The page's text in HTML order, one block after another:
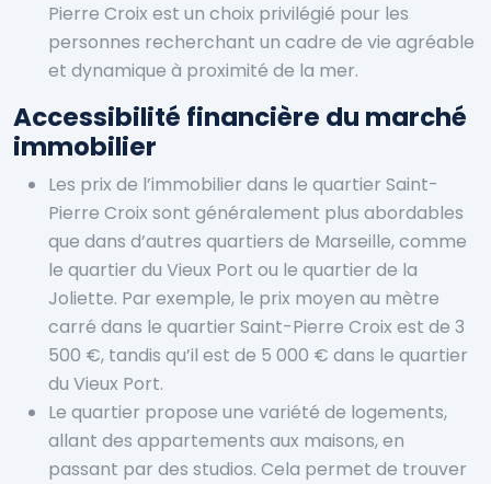
Pierre Croix est un choix privilégié pour les
personnes recherchant un cadre de vie agréable
et dynamique à proximité de la mer.
Accessibilité financière du marché
immobilier
Les prix de l’immobilier dans le quartier Saint-
Pierre Croix sont généralement plus abordables
que dans d’autres quartiers de Marseille, comme
le quartier du Vieux Port ou le quartier de la
Joliette. Par exemple, le prix moyen au mètre
carré dans le quartier Saint-Pierre Croix est de 3
500 €, tandis qu’il est de 5 000 € dans le quartier
du Vieux Port.
Le quartier propose une variété de logements,
allant des appartements aux maisons, en
passant par des studios. Cela permet de trouver